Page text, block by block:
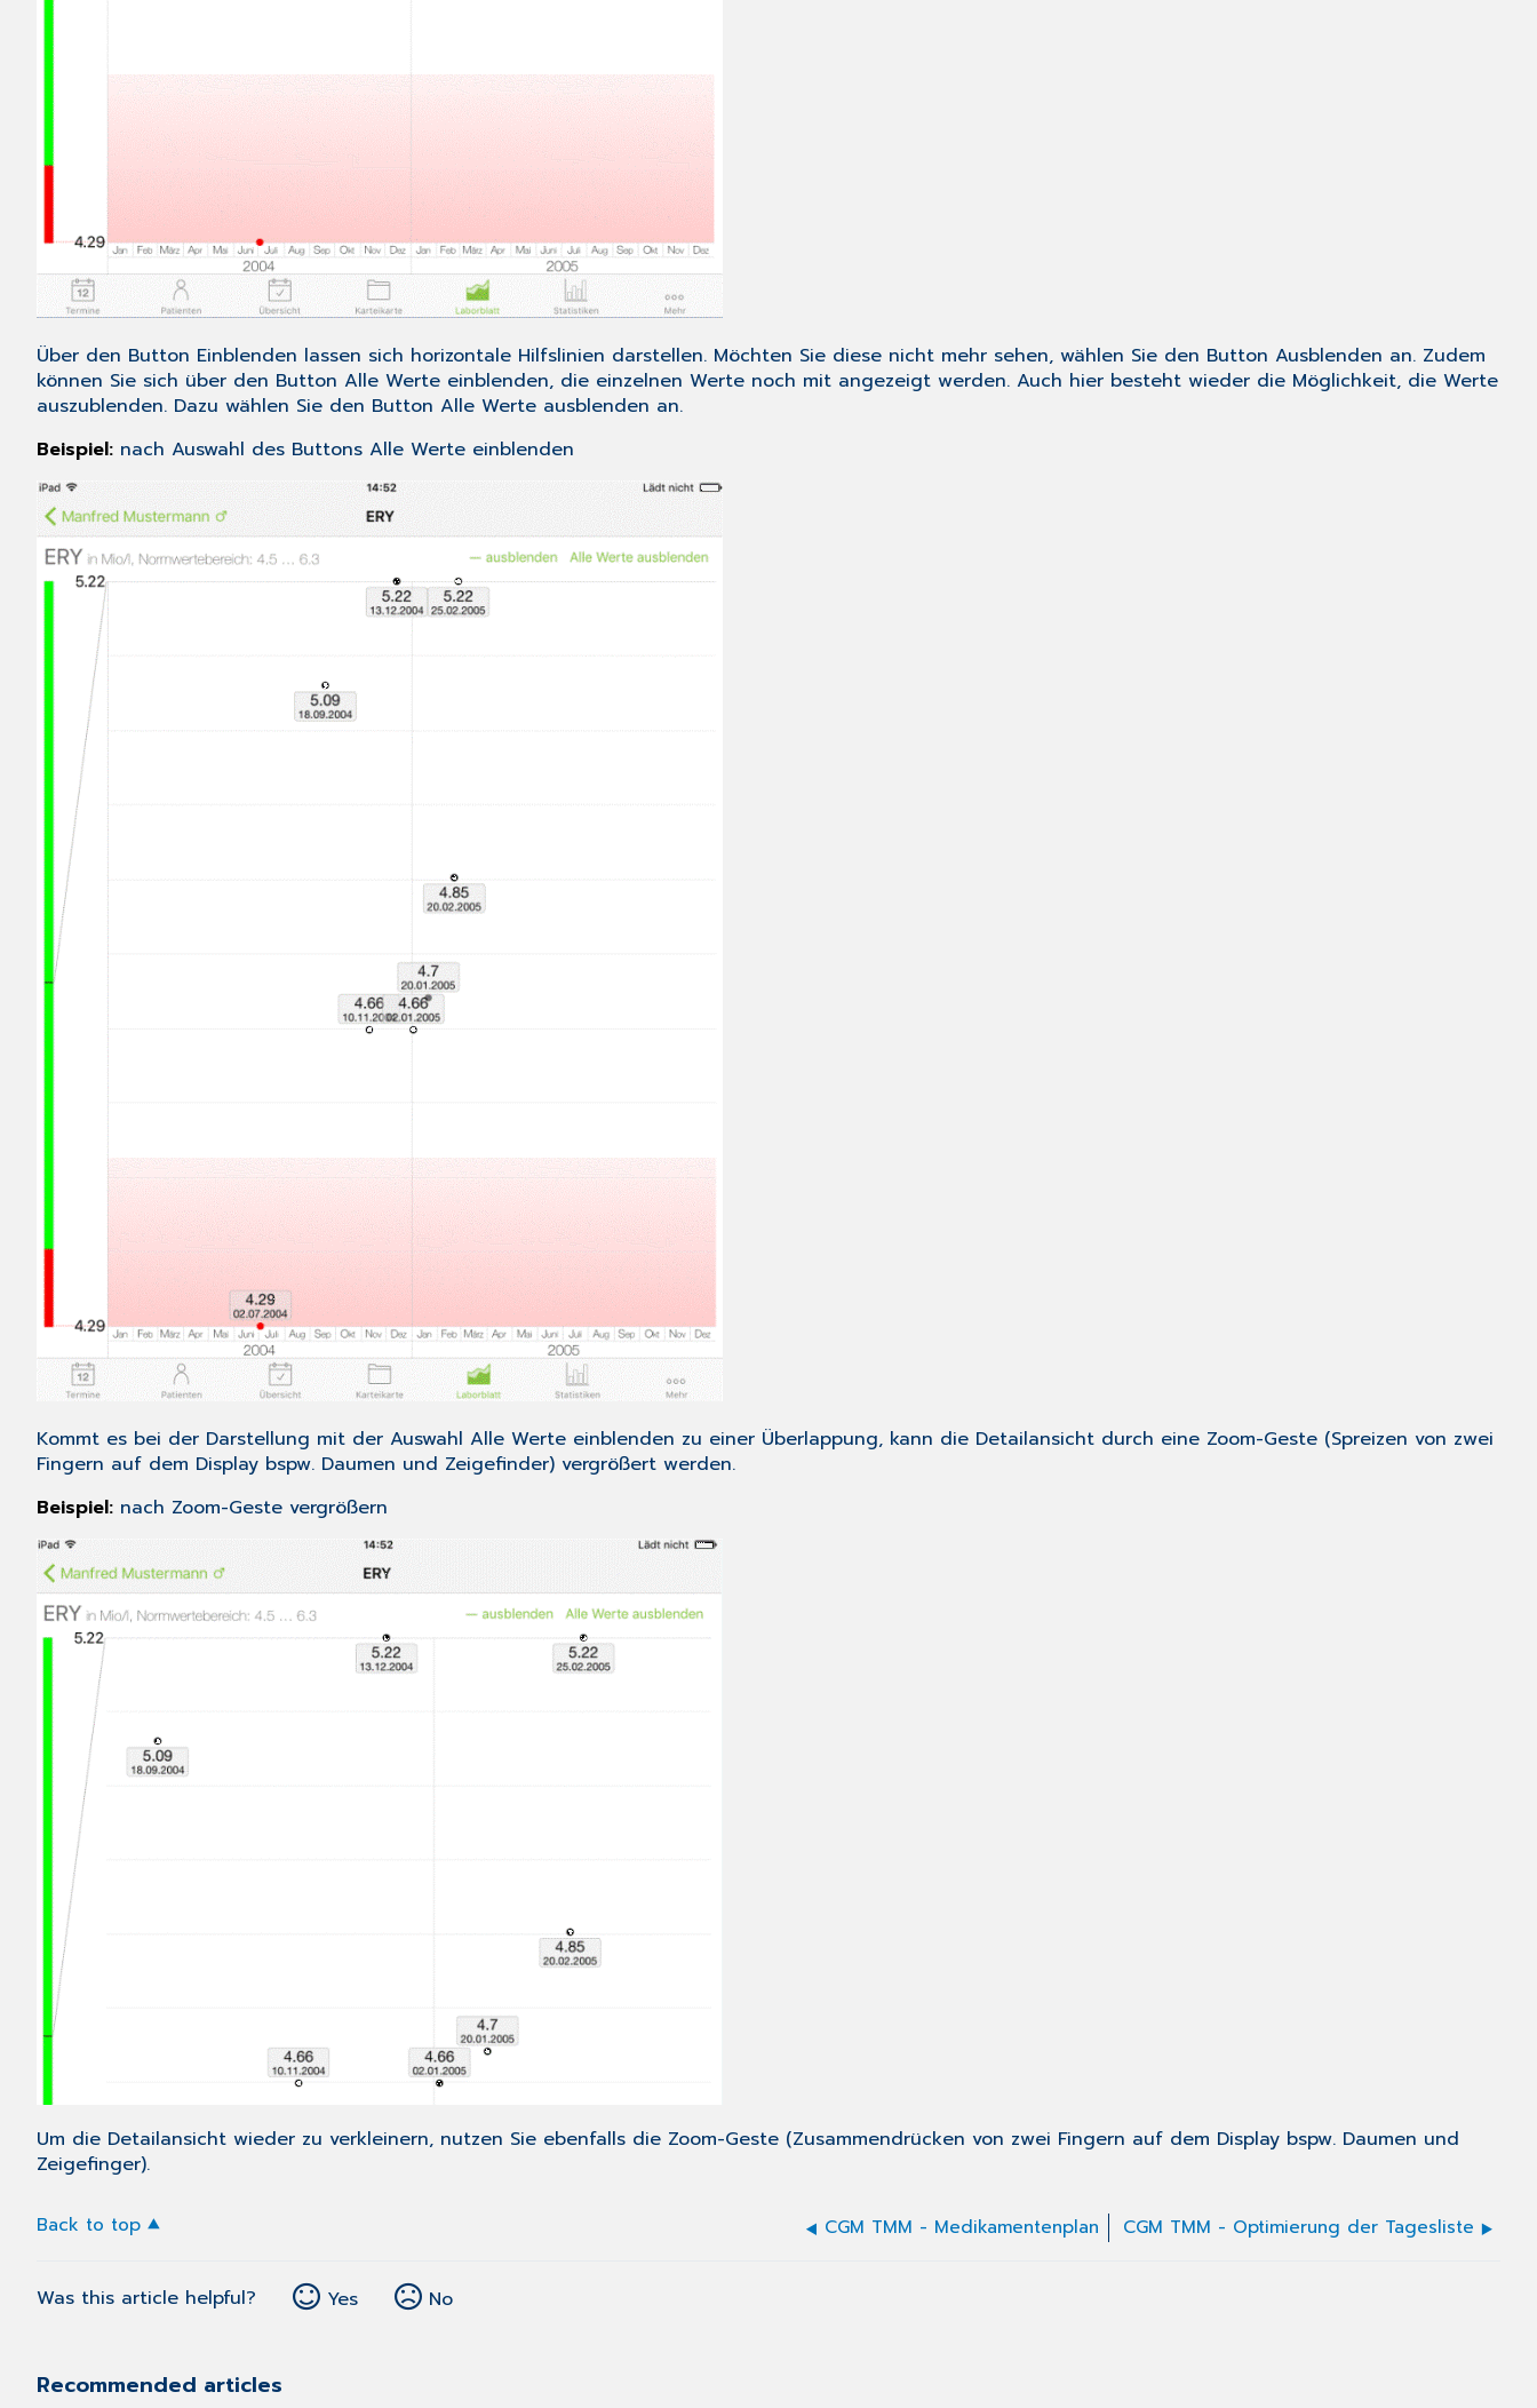
Über den Button Einblenden lassen sich horizontale Hilfslinien darstellen. Möchten Sie diese nicht mehr sehen, wählen Sie den Button Ausblenden an. Zudem
können Sie sich über den Button Alle Werte einblenden, die einzelnen Werte noch mit angezeigt werden. Auch hier besteht wieder die Möglichkeit, die Werte
auszublenden. Dazu wählen Sie den Button Alle Werte ausblenden an.
Beispiel: nach Auswahl des Buttons Alle Werte einblenden
Kommt es bei der Darstellung mit der Auswahl Alle Werte einblenden zu einer Überlappung, kann die Detailansicht durch eine Zoom-Geste (Spreizen von zwei
Fingern auf dem Display bspw. Daumen und Zeigefinder) vergrößert werden.
Beispiel: nach Zoom-Geste vergrößern
Um die Detailansicht wieder zu verkleinern, nutzen Sie ebenfalls die Zoom-Geste (Zusammendrücken von zwei Fingern auf dem Display bspw. Daumen und
Zeigefinger).
Back to top CGM TMM - Medikamentenplan CGM TMM - Optimierung der Tagesliste
Was this article helpful? Yes No
Recommended articles